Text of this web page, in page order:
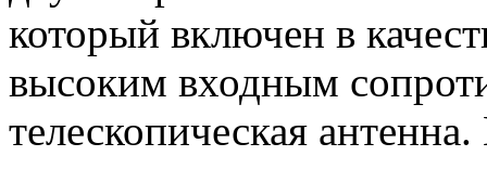
который включен в
высоким входным
телескопическая